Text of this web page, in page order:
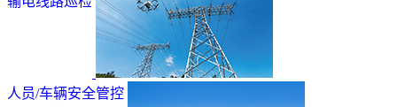
人员/车辆安全管控